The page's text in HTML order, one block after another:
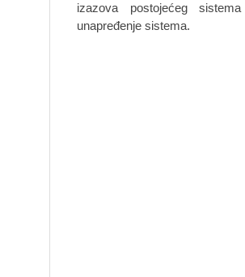
izazova postojećeg
unapređenje sistema.